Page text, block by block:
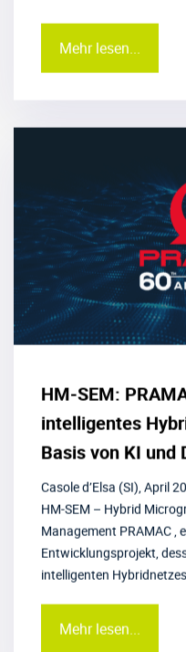
Mehr lesen...
HM-SEM:
intelligentes
Basis von KI und
Casole d’Elsa (SI), April
HM-SEM – Hybrid
Management PRAMAC ,
Entwicklungsprojekt,
intelligenten
Mehr lesen...